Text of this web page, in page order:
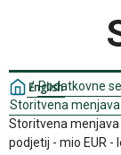
English
/ Podatkovne
Storitvena
Storitvena
podjetij - mio EUR -